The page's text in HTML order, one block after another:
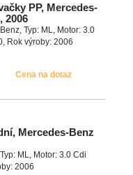
PP, Mercedes-
2006
Typ: ML, Motor: 3.0
Rok výroby: 2006
Cena na dotaz
Mercedes-Benz
ML, Motor: 3.0 Cdi
2006